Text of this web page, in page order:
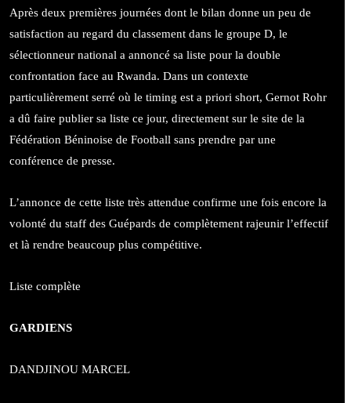
Après deux premières journées dont le bilan donne un peu de
satisfaction au regard du classement dans le groupe D, le
sélectionneur national a annoncé sa liste pour la double
confrontation face au Rwanda. Dans un contexte
particulièrement serré où le timing est a priori short, Gernot Rohr
a dû faire publier sa liste ce jour, directement sur le site de la
Fédération Béninoise de Football sans prendre par une
conférence de presse.
L’annonce de cette liste très attendue confirme une fois encore la
volonté du staff des Guépards de complètement rajeunir l’effectif
et là rendre beaucoup plus compétitive.
Liste complète
GARDIENS
DANDJINOU MARCEL